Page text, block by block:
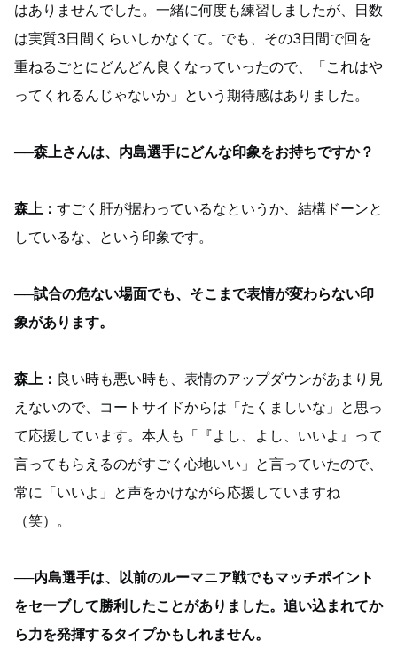
はありませんでした。一緒に何度も練習しましたが、日数
は実質3日間くらいしかなくて。でも、その3日間で回を
重ねるごとにどんどん良くなっていったので、「これはや
ってくれるんじゃないか」という期待感はありました。
──森上さんは、内島選手にどんな印象をお持ちですか？
森上： すごく肝が据わっているなというか、結構ドーンと
しているな、という印象です。
──試合の危ない場面でも、そこまで表情が変わらない印
象があります。
森上： 良い時も悪い時も、表情のアップダウンがあまり見
えないので、コートサイドからは「たくましいな」と思っ
て応援しています。本人も「『よし、よし、いいよ』って
言ってもらえるのがすごく心地いい」と言っていたので、
常に「いいよ」と声をかけながら応援していますね
（笑）。
──内島選手は、以前のルーマニア戦でもマッチポイント
をセーブして勝利したことがありました。追い込まれてか
ら力を発揮するタイプかもしれません。